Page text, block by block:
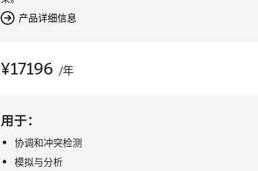
产品详细信息
¥17196 /年
用于：
协调和冲突检测
模拟与分析